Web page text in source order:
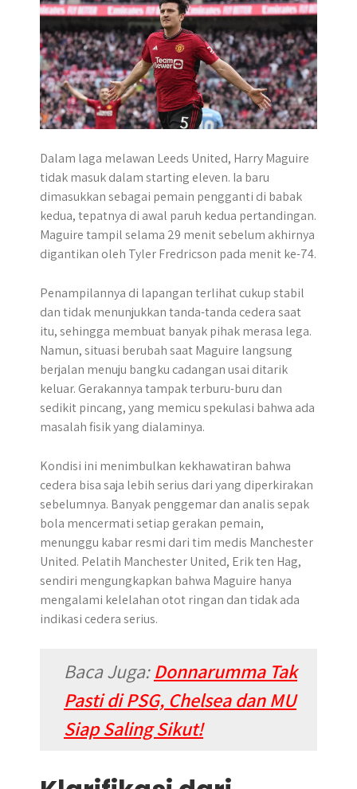
Dalam laga melawan Leeds United, Harry Maguire
tidak masuk dalam starting eleven. Ia baru
dimasukkan sebagai pemain pengganti di babak
kedua, tepatnya di awal paruh kedua pertandingan.
Maguire tampil selama 29 menit sebelum akhirnya
digantikan oleh Tyler Fredricson pada menit ke-74.
Penampilannya di lapangan terlihat cukup stabil
dan tidak menunjukkan tanda-tanda cedera saat
itu, sehingga membuat banyak pihak merasa lega.
Namun, situasi berubah saat Maguire langsung
berjalan menuju bangku cadangan usai ditarik
keluar. Gerakannya tampak terburu-buru dan
sedikit pincang, yang memicu spekulasi bahwa ada
masalah fisik yang dialaminya.
Kondisi ini menimbulkan kekhawatiran bahwa
cedera bisa saja lebih serius dari yang diperkirakan
sebelumnya. Banyak penggemar dan analis sepak
bola mencermati setiap gerakan pemain,
menunggu kabar resmi dari tim medis Manchester
United. Pelatih Manchester United, Erik ten Hag,
sendiri mengungkapkan bahwa Maguire hanya
mengalami kelelahan otot ringan dan tidak ada
indikasi cedera serius.
Baca Juga:Donnarumma Tak
Pasti di PSG, Chelsea dan MU
Siap Saling Sikut!